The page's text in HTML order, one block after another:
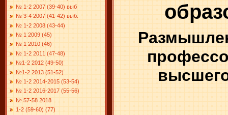
№ 1-2 2007 (39-40) выб
№ 3-4 2007 (41-42) выб.
№ 1-2 2008 (43-44)
№ 1 2009 (45)
№ 1 2010 (46)
№ 1-2 2011 (47-48)
№1-2 2012 (49-50)
№1-2 2013 (51-52)
№ 1-2 2014-2015 (53-54)
№ 1-2 2016-2017 (55-56)
№ 57-58 2018
1-2 (59-60) (77)